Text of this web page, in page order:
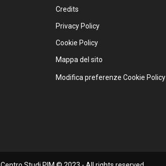
Credits
Privacy Policy
Cookie Policy
Mappa del sito
Modifica preferenze Cookie Policy